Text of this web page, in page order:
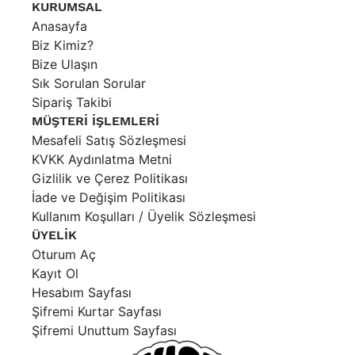
Destek: Değişim, soru ve talepleriniz için
hello@socialkrone.com
ulaşabilirsiniz.
KURUMSAL
Anasayfa
Biz Kimiz?
Bize Ulaşın
Sık Sorulan Sorular
Sipariş Takibi
MÜŞTERİ İŞLEMLERİ
Mesafeli Satış Sözleşmesi
KVKK Aydınlatma Metni
Gizlilik ve Çerez Politikası
İade ve Değişim Politikası
Kullanım Koşulları / Üyelik Sözleşmesi
ÜYELİK
Oturum Aç
Kayıt Ol
Hesabım Sayfası
Şifremi Kurtar Sayfası
Şifremi Unuttum Sayfası